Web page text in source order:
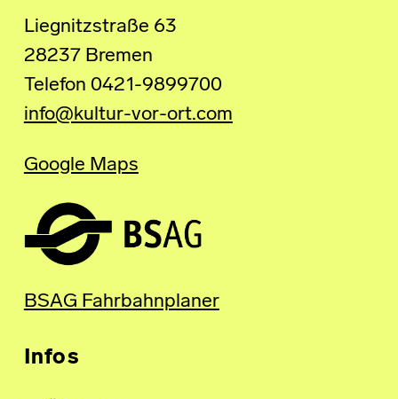
Liegnitzstraße 63
28237 Bremen
Telefon 0421-9899700
info@kultur-vor-ort.com
Google Maps
BSAG Fahrbahnplaner
Infos